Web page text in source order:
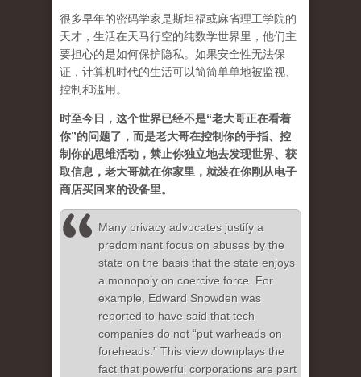
很多早年的密码学家是斯坦福或麻省理工学院的
天才，生活在天马行空的纯数学世界里，他们主
要担心的是如何保护隐私。如果安全性无法保
证，计算机时代的生活可以简简单单地被监视、
控制和滥用。
时至今日，这个世界已经不是“老大哥正在看着
你”的问题了，而是老大哥在控制你的手指、控
制你的思维活动，禁止你独立地去发现世界、获
取信息，老大哥就在你家里，就装在你刚从电子
商店买回来的设备里。
Many privacy advocates justify a
predominant focus on abuses by the
state on the basis that the state enjoys
a monopoly on coercive force. For
example, Edward Snowden was
reported to have said that tech
companies do not “put warheads on
foreheads.” This view downplays the
fact that powerful corporations are part